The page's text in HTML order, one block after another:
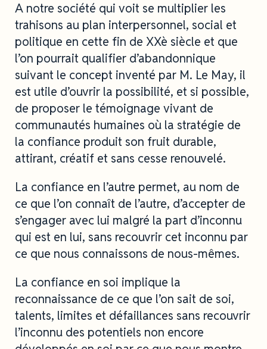
A notre société qui voit se multiplier les
trahisons au plan interpersonnel, social et
politique en cette fin de XXè siècle et que
l’on pourrait qualifier d’abandonnique
suivant le concept inventé par M. Le May, il
est utile d’ouvrir la possibilité, et si possible,
de proposer le témoignage vivant de
communautés humaines où la stratégie de
la confiance produit son fruit durable,
attirant, créatif et sans cesse renouvelé.
La confiance en l’autre permet, au nom de
ce que l’on connaît de l’autre, d’accepter de
s’engager avec lui malgré la part d’inconnu
qui est en lui, sans recouvrir cet inconnu par
ce que nous connaissons de nous-mêmes.
La confiance en soi implique la
reconnaissance de ce que l’on sait de soi,
talents, limites et défaillances sans recouvrir
l’inconnu des potentiels non encore